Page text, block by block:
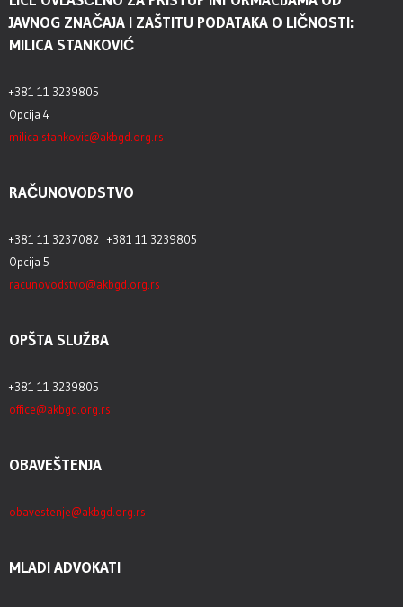
JAVNOG ZNAČAJA I ZAŠTITU PODATAKA O LIČNOSTI:
MILICA STANKOVIĆ
+381 11 3239805
Opcija 4
milica.stankovic@akbgd.org.rs
RAČUNOVODSTVO
+381 11 3237082 | +381 11 3239805
Opcija 5
racunovodstvo@akbgd.org.rs
OPŠTA SLUŽBA
+381 11 3239805
office@akbgd.org.rs
OBAVEŠTENJA
obavestenje@akbgd.org.rs
MLADI ADVOKATI